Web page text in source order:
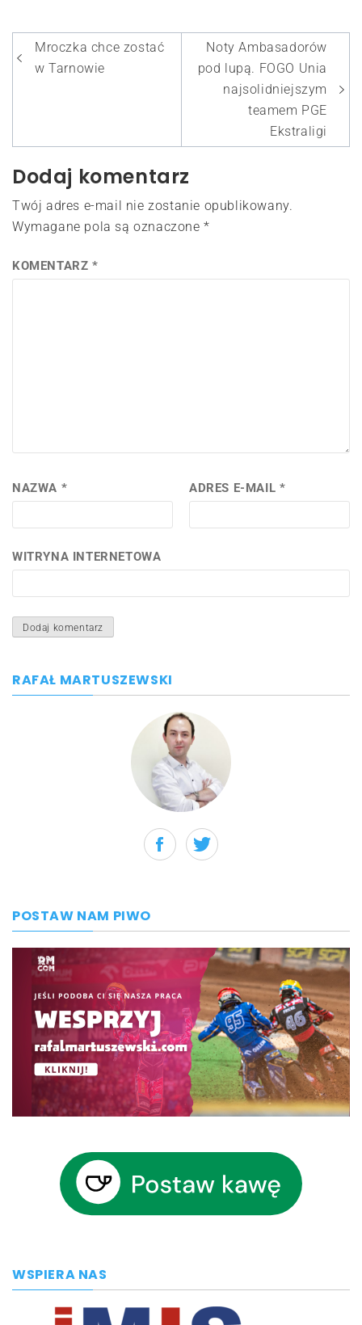
Nawigacja
wpisu
Mroczka chce zostać
w Tarnowie
Noty Ambasadorów
pod lupą. FOGO Unia
najsolidniejszym
teamem PGE
Ekstraligi
Dodaj komentarz
Twój adres e-mail nie zostanie opublikowany.
Wymagane pola są oznaczone*
KOMENTARZ *
NAZWA * ADRES E-MAIL *
WITRYNA INTERNETOWA
RAFAŁ MARTUSZEWSKI
POSTAW NAM PIWO
WSPIERA NAS